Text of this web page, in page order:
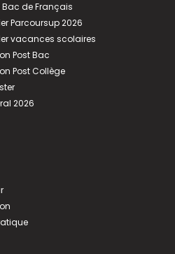
de Français
Parcoursup 2026
vacances scolaires
Post Bac
Post Collège
2026